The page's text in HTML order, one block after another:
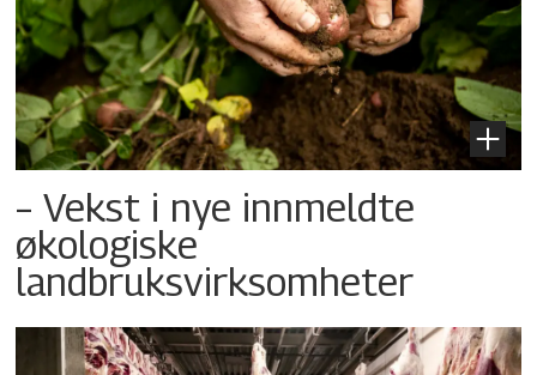
– Vekst i nye innmeldte
økologiske
landbruksvirksomheter